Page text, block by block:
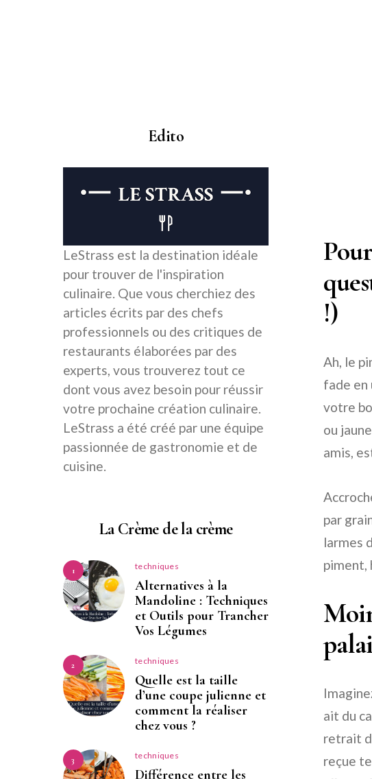
!)
Ah, le
fade en
votre
ou
amis,
par
larmes
piment,
ait du
retrait
reçue
Edito
LeStrass est la destination idéale
pour trouver de l'inspiration
culinaire. Que vous cherchiez des
articles écrits par des chefs
professionnels ou des critiques de
restaurants élaborées par des
experts, vous trouverez tout ce
dont vous avez besoin pour réussir
votre prochaine création culinaire.
LeStrass a été créé par une équipe
passionnée de gastronomie et de
cuisine.
La Crème de la crème
1 techniques
Alternatives à la
Mandoline : Techniques
et Outils pour Trancher
Vos Légumes
2 techniques
Quelle est la taille
d’une coupe julienne et
comment la réaliser
chez vous ?
3 techniques
Différence entre les